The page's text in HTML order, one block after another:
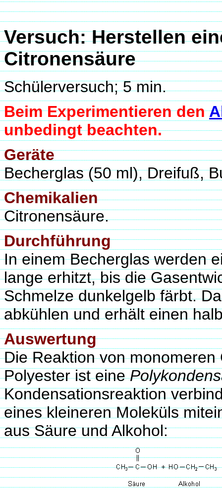
Versuch: Herstellen
Citronensäure
Schülerversuch; 5 min.
Beim Experimentieren den
unbedingt beachten.
Geräte
Becherglas (50 ml), Dreifuß,
Chemikalien
Citronensäure.
Durchführung
In einem Becherglas werden
lange erhitzt, bis die
Schmelze dunkelgelb färbt.
abkühlen und erhält einen
Auswertung
Die Reaktion von
Polyester ist eine
Kondensationsreaktion
eines kleineren Moleküls
aus Säure und Alkohol: